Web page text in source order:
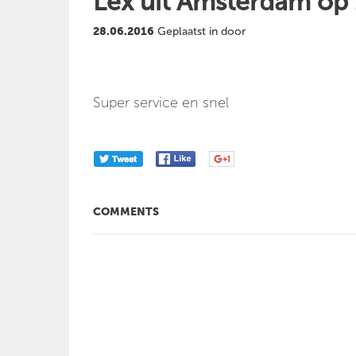
28.06.2016 Geplaatst in door
Super service en snel
COMMENTS